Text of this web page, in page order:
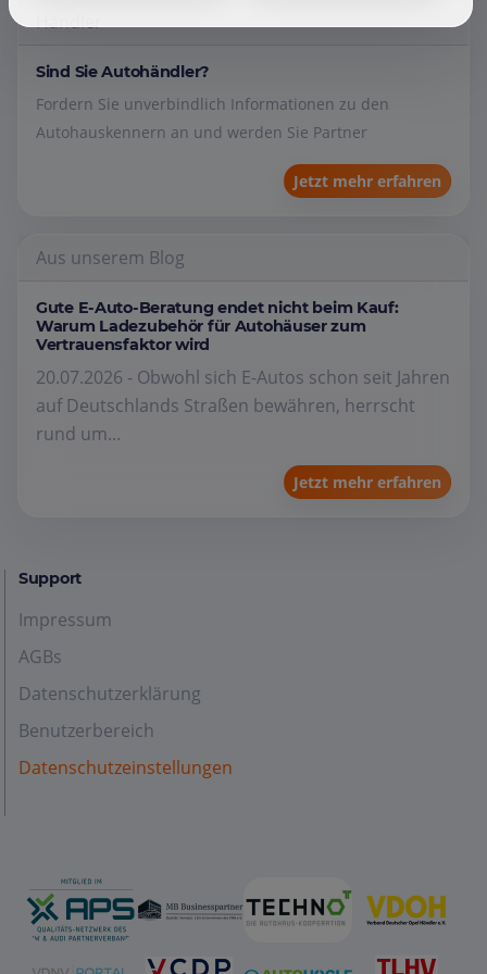
Händler
Sind Sie Autohändler?
Fordern Sie unverbindlich Informationen zu den
Autohauskennern an und werden Sie Partner
Jetzt mehr erfahren
Aus unserem Blog
Gute E-Auto-Beratung endet nicht beim Kauf:
Warum Ladezubehör für Autohäuser zum
Vertrauensfaktor wird
20.07.2026 - Obwohl sich E-Autos schon seit Jahren
auf Deutschlands Straßen bewähren, herrscht
rund um...
Jetzt mehr erfahren
Support
Impressum
AGBs
Datenschutzerklärung
Benutzerbereich
Datenschutzeinstellungen